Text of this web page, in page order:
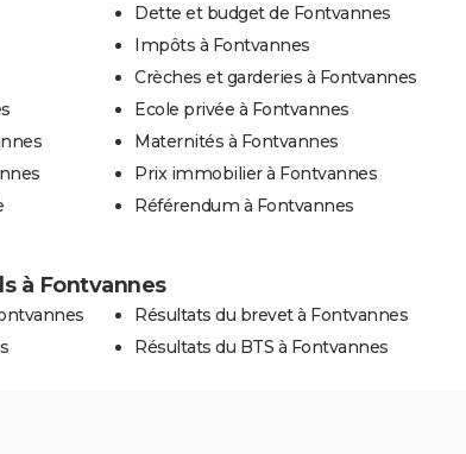
Dette et budget de Fontvannes
Impôts à Fontvannes
Crèches et garderies à Fontvannes
Ecole privée à Fontvannes
Maternités à Fontvannes
Prix immobilier à Fontvannes
Référendum à Fontvannes
à Fontvannes
Résultats du brevet à Fontvannes
Résultats du BTS à Fontvannes